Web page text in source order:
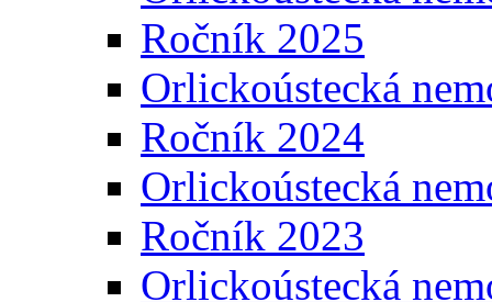
Ročník 2025
Orlickoústecká
Ročník 2024
Orlickoústecká
Ročník 2023
Orlickoústecká